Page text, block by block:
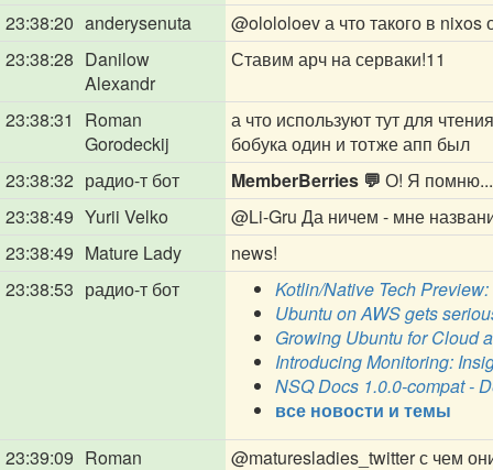
23:38:20 anderysenuta @olololoevа что такого в nixos
23:38:28 Danilow
Alexandr
Ставим арч на серваки!11
23:38:31
Roman
Gorodeckij
а что используют тут для
бобука один и тотже апп был
23:38:32 радио-т бот MemberBerries 💬 О! Я помню...
23:38:49 Yurii Velko @Li-Gru Да ничем - мне
23:38:49 Mature Lady
news!
23:38:53 радио-т бот
Kotlin/Native Tech
Ubuntu on AWS gets
Growing Ubuntu for Cloud
Introducing Monitoring:
NSQ Docs 1.0.0-compat -
все новости и темы
23:39:09 Roman
@maturesladies_twitterс чем